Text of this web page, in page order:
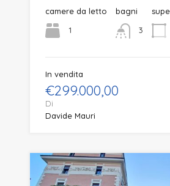
camere da letto
1
bagni
3
In vendita
€299.000,00
Di
Davide Mauri